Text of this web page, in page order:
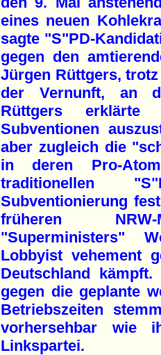
eines neuen
sagte "S"PD-
gegen den
Jürgen Rüttgers,
der Vernunft, an
Rüttgers
Subventionen
aber zugleich die
in deren Pro-
traditionellen
Subventionierung
früheren NRW-
"Superministers"
Lobbyist vehement
Deutschland
gegen die geplante
Betriebszeiten
vorhersehbar wie
Linkspartei.